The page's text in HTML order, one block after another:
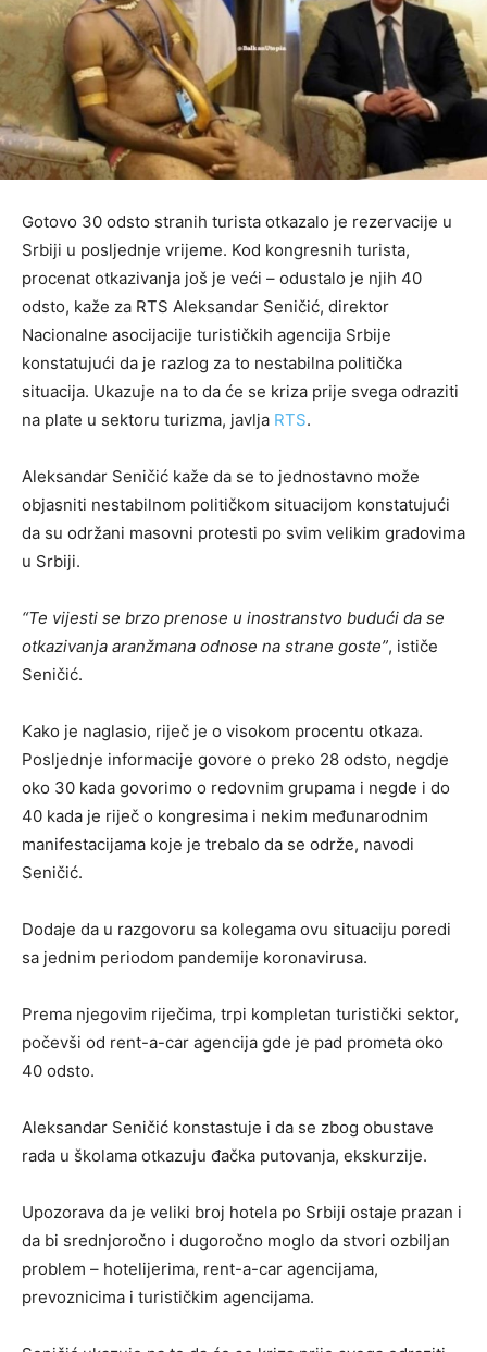
Gotovo 30 odsto stranih turista otkazalo je rezervacije u
Srbiji u posljednje vrijeme. Kod kongresnih turista,
procenat otkazivanja još je veći – odustalo je njih 40
odsto, kaže za RTS Aleksandar Seničić, direktor
Nacionalne asocijacije turističkih agencija Srbije
konstatujući da je razlog za to nestabilna politička
situacija. Ukazuje na to da će se kriza prije svega odraziti
na plate u sektoru turizma, javlja RTS.
Aleksandar Seničić kaže da se to jednostavno može
objasniti nestabilnom političkom situacijom konstatujući
da su održani masovni protesti po svim velikim gradovima
u Srbiji.
“Te vijesti se brzo prenose u inostranstvo budući da se
otkazivanja aranžmana odnose na strane goste”, ističe
Seničić.
Kako je naglasio, riječ je o visokom procentu otkaza.
Posljednje informacije govore o preko 28 odsto, negdje
oko 30 kada govorimo o redovnim grupama i negde i do
40 kada je riječ o kongresima i nekim međunarodnim
manifestacijama koje je trebalo da se održe, navodi
Seničić.
Dodaje da u razgovoru sa kolegama ovu situaciju poredi
sa jednim periodom pandemije koronavirusa.
Prema njegovim riječima, trpi kompletan turistički sektor,
počevši od rent-a-car agencija gde je pad prometa oko
40 odsto.
Aleksandar Seničić konstastuje i da se zbog obustave
rada u školama otkazuju đačka putovanja, ekskurzije.
Upozorava da je veliki broj hotela po Srbiji ostaje prazan i
da bi srednjoročno i dugoročno moglo da stvori ozbiljan
problem – hotelijerima, rent-a-car agencijama,
prevoznicima i turističkim agencijama.